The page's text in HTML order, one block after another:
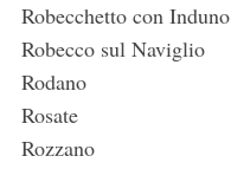
Robecchetto con Induno
Robecco sul Naviglio
Rodano
Rosate
Rozzano